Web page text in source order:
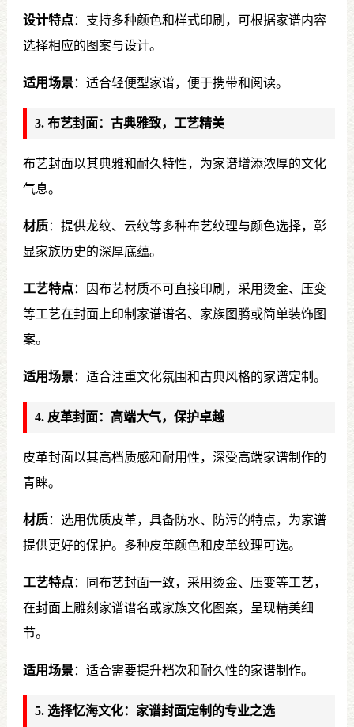
设计特点：支持多种颜色和样式印刷，可根据家谱内容
选择相应的图案与设计。
适用场景：适合轻便型家谱，便于携带和阅读。
3. 布艺封面：古典雅致，工艺精美
布艺封面以其典雅和耐久特性，为家谱增添浓厚的文化
气息。
材质：提供龙纹、云纹等多种布艺纹理与颜色选择，彰
显家族历史的深厚底蕴。
工艺特点：因布艺材质不可直接印刷，采用烫金、压变
等工艺在封面上印制家谱谱名、家族图腾或简单装饰图
案。
适用场景：适合注重文化氛围和古典风格的家谱定制。
4. 皮革封面：高端大气，保护卓越
皮革封面以其高档质感和耐用性，深受高端家谱制作的
青睐。
材质：选用优质皮革，具备防水、防污的特点，为家谱
提供更好的保护。多种皮革颜色和皮革纹理可选。
工艺特点：同布艺封面一致，采用烫金、压变等工艺，
在封面上雕刻家谱谱名或家族文化图案，呈现精美细
节。
适用场景：适合需要提升档次和耐久性的家谱制作。
5. 选择忆海文化：家谱封面定制的专业之选